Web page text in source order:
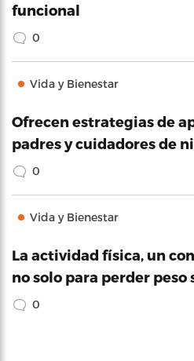
funcional
0
Vida y Bienestar
Ofrecen estrategias de
padres y cuidadores de
0
Vida y Bienestar
La actividad física, un
no solo para perder peso
0